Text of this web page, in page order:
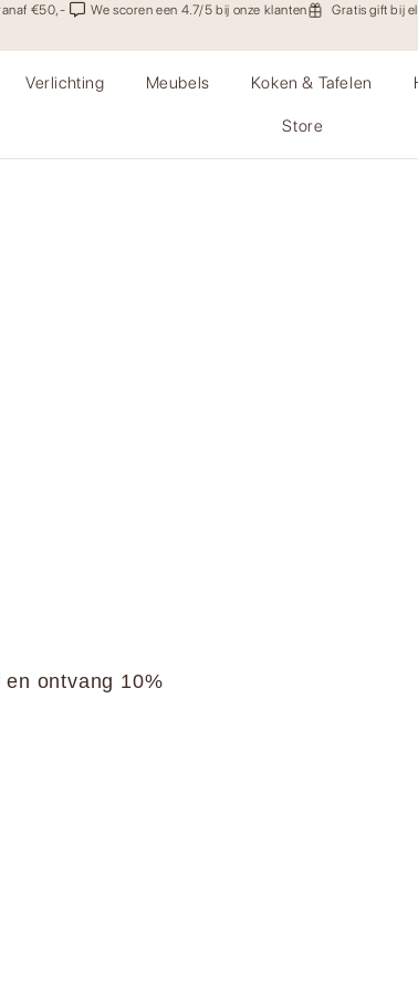
€50,- We scoren een 4.7/5 bij onze klanten Gratis gift bij
Verlichting Meubels Koken & Tafelen
Store
ontvang 10%